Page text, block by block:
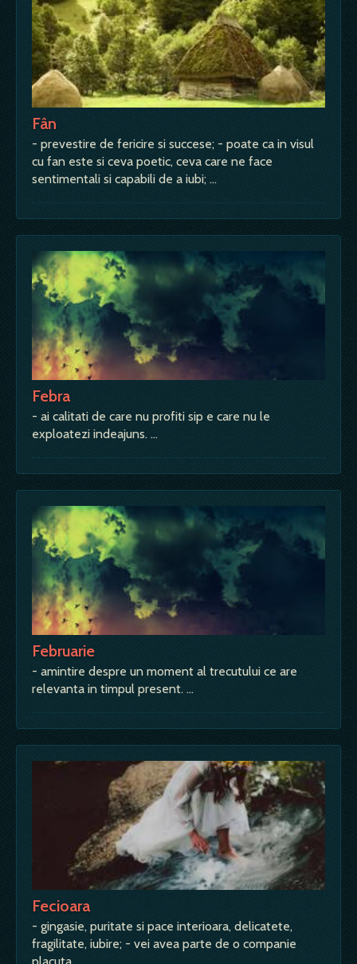
Fân
- prevestire de fericire si succese; - poate ca in visul
cu fan este si ceva poetic, ceva care ne face
sentimentali si capabili de a iubi; …
Febra
- ai calitati de care nu profiti sip e care nu le
exploatezi indeajuns. …
Februarie
- amintire despre un moment al trecutului ce are
relevanta in timpul present. …
Fecioara
- gingasie, puritate si pace interioara, delicatete,
fragilitate, iubire; - vei avea parte de o companie